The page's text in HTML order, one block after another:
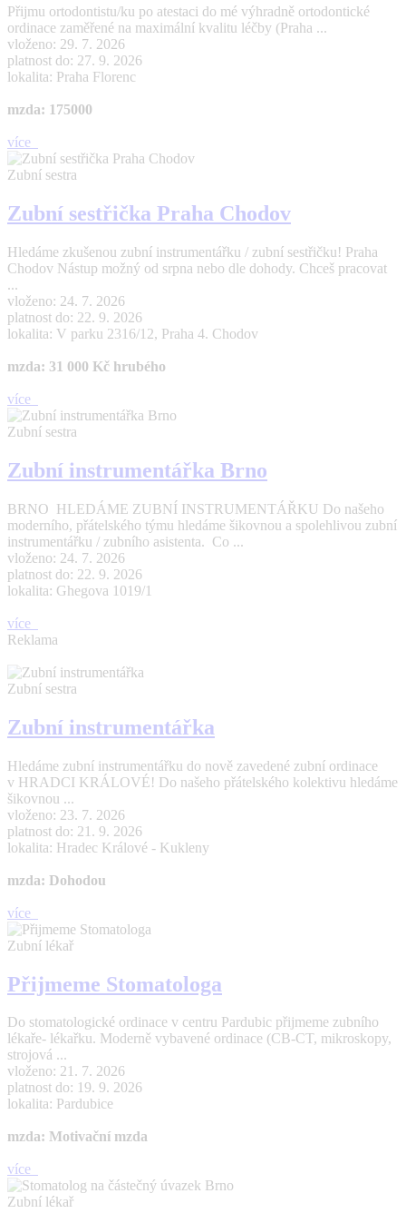
Přijmu ortodontistu/ku po atestaci do mé výhradně ortodontické
ordinace zaměřené na maximální kvalitu léčby (Praha ...
vloženo: 29. 7. 2026
platnost do: 27. 9. 2026
lokalita: Praha Florenc
mzda: 175000
více
Zubní sestra
Zubní sestřička Praha Chodov
Hledáme zkušenou zubní instrumentářku / zubní sestřičku! Praha
Chodov Nástup možný od srpna nebo dle dohody. Chceš pracovat
...
vloženo: 24. 7. 2026
platnost do: 22. 9. 2026
lokalita: V parku 2316/12, Praha 4. Chodov
mzda: 31 000 Kč hrubého
více
Zubní sestra
Zubní instrumentářka Brno
BRNO HLEDÁME ZUBNÍ INSTRUMENTÁŘKU Do našeho
moderního, přátelského týmu hledáme šikovnou a spolehlivou zubní
instrumentářku / zubního asistenta. Co ...
vloženo: 24. 7. 2026
platnost do: 22. 9. 2026
lokalita: Ghegova 1019/1
více
Reklama
Zubní sestra
Zubní instrumentářka
Hledáme zubní instrumentářku do nově zavedené zubní ordinace
v HRADCI KRÁLOVÉ! Do našeho přátelského kolektivu hledáme
šikovnou ...
vloženo: 23. 7. 2026
platnost do: 21. 9. 2026
lokalita: Hradec Králové - Kukleny
mzda: Dohodou
více
Zubní lékař
Přijmeme Stomatologa
Do stomatologické ordinace v centru Pardubic přijmeme zubního
lékaře- lékařku. Moderně vybavené ordinace (CB-CT, mikroskopy,
strojová ...
vloženo: 21. 7. 2026
platnost do: 19. 9. 2026
lokalita: Pardubice
mzda: Motivační mzda
více
Zubní lékař